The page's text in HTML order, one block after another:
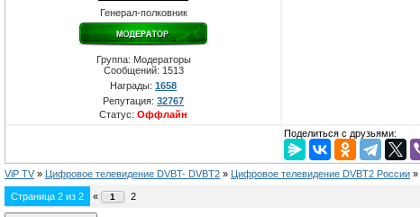
Генерал-полковник
Группа: Модераторы
Сообщений: 1513
Награды: 1658
Репутация: 32767
Статус: Оффлайн
Поделиться с друзьями:
ViP TV » Цифровое телевидение DVBT- DVBT2 » Цифровое телевидение DVBT2 России »
Страница 2 из 2 « 1 2